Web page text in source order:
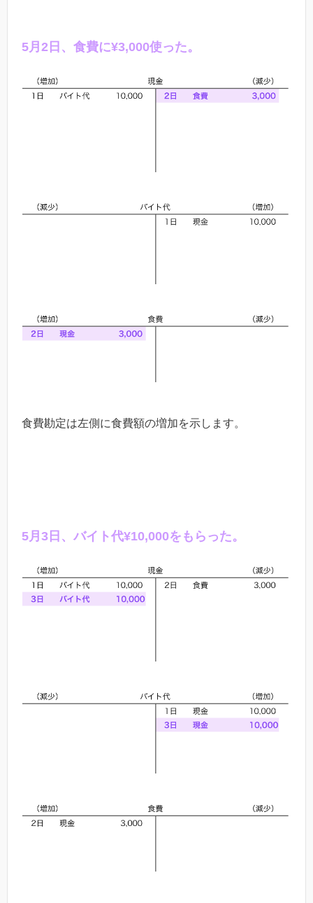
5月 2 日、食費に¥3,000使った。
食費勘定は左側に食費額の増加を示します。
5月 3 日、バイト代¥10,000をもらった。